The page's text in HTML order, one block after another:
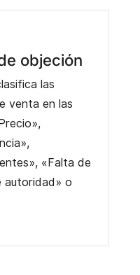
objeción
las
venta en las
«Falta de
autoridad» o